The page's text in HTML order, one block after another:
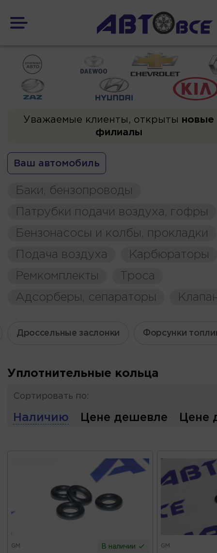
Уважаемые клиенты, открыты новые
филиалы
Ваш автомобиль
Баки, бензопроводы
Патрубки подачи воздуха, гофры
Бензонасосы и колбы, прокладки
Подача воздуха
Карбюраторы
Ремкомплекты
Троса
Адсорберы, сепараторы
Дроссельные заслонки Форсунки
Уплотнительные кольца
Сортировать по:
Наличию Цене дешевле Цене
GM В наличии GM